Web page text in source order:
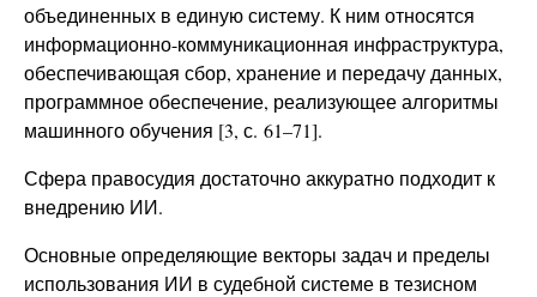
объединенных в единую систему. К ним относятся
информационно-коммуникационная инфраструктура,
обеспечивающая сбор, хранение и передачу данных,
программное обеспечение, реализующее алгоритмы
машинного обучения [3, с. 61–71].
Сфера правосудия достаточно аккуратно подходит к
внедрению ИИ.
Основные определяющие векторы задач и пределы
использования ИИ в судебной системе в тезисном